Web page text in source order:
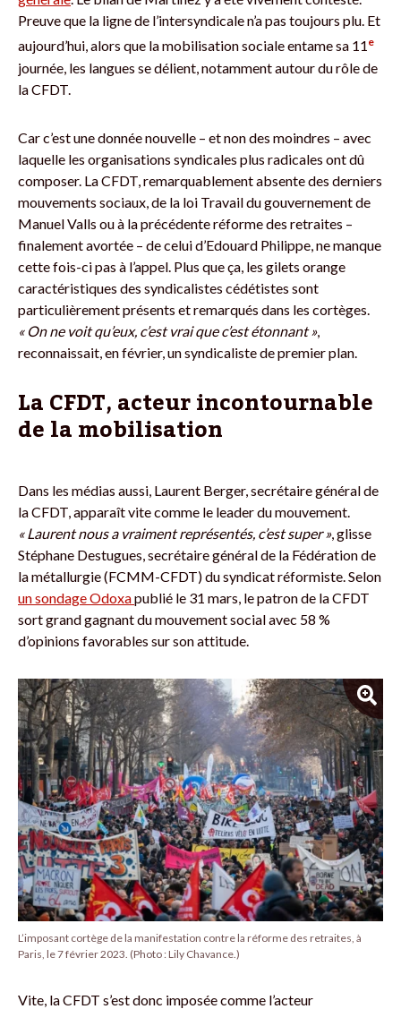
Preuve que la ligne de l’intersyndicale n’a pas toujours plu. Et
aujourd’hui, alors que la mobilisation sociale entame sa 11 e
journée, les langues se délient, notamment autour du rôle de
la CFDT.
Car c’est une donnée nouvelle – et non des moindres – avec
laquelle les organisations syndicales plus radicales ont dû
composer. La CFDT, remarquablement absente des derniers
mouvements sociaux, de la loi Travail du gouvernement de
Manuel Valls ou à la précédente réforme des retraites –
finalement avortée – de celui d’Edouard Philippe, ne manque
cette fois-ci pas à l’appel. Plus que ça, les gilets orange
caractéristiques des syndicalistes cédétistes sont
particulièrement présents et remarqués dans les cortèges.
« On ne voit qu’eux, c’est vrai que c’est étonnant »,
reconnaissait, en février, un syndicaliste de premier plan.
La CFDT, acteur incontournable
de la mobilisation
Dans les médias aussi, Laurent Berger, secrétaire général de
la CFDT, apparaît vite comme le leader du mouvement.
« Laurent nous a vraiment représentés, c’est super », glisse
Stéphane Destugues, secrétaire général de la Fédération de
la métallurgie (FCMM-CFDT) du syndicat réformiste. Selon
un sondage Odoxapublié le 31 mars, le patron de la CFDT
sort grand gagnant du mouvement social avec 58 %
d’opinions favorables sur son attitude.
L’imposant cortège de la manifestation contre la réforme des retraites, à
Paris, le 7 février 2023. (Photo : Lily Chavance.)
Vite, la CFDT s’est donc imposée comme l’acteur